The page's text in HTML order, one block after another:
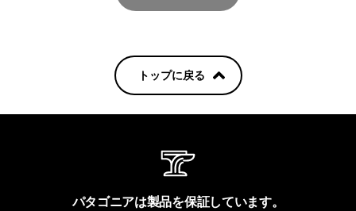
トップに戻る
パタゴニアは製品を保証しています。